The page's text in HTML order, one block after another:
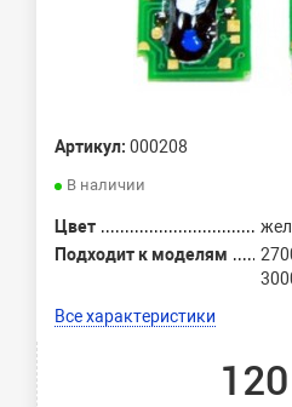
Артикул: 000208
В наличии
Цвет
Подходит к моделям
Все характеристики